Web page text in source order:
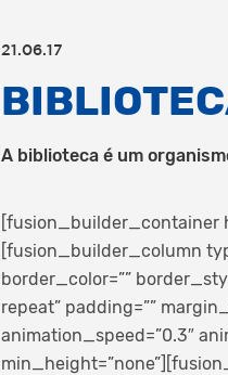
21.06.17
A biblioteca é um
[fusion_builder_container
[fusion_builder_column
border_color=””
repeat” padding=””
animation_speed=”0.3″